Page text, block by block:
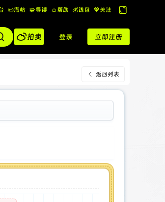
📜淘帖 🧩导读 👛帮助 💰️钱包 💖关注
换
到
宽
版
拍卖 登录 立即注册
返回列表